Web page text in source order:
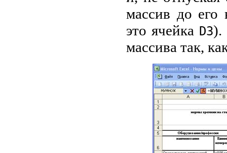
массив до его
это ячейка D3).
массива так,